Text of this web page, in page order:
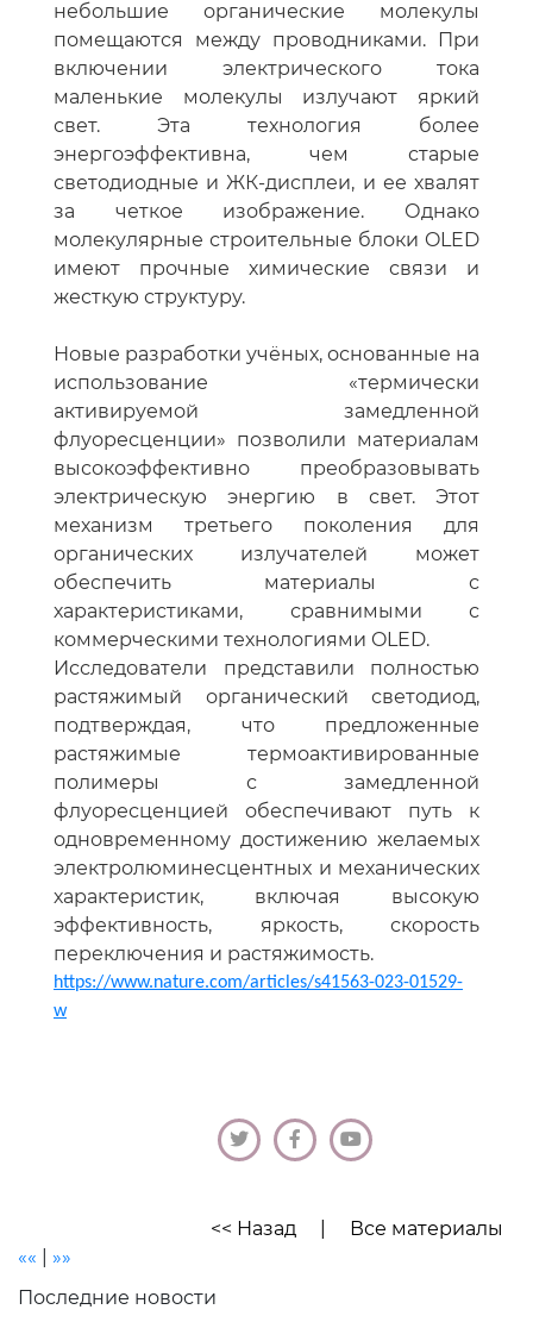
небольшие органические молекулы
помещаются между проводниками. При
включении электрического тока
маленькие молекулы излучают яркий
свет. Эта технология более
энергоэффективна, чем старые
светодиодные и ЖК-дисплеи, и ее хвалят
за четкое изображение. Однако
молекулярные строительные блоки OLED
имеют прочные химические связи и
жесткую структуру.
Новые разработки учёных, основанные на
использование «термически
активируемой замедленной
флуоресценции» позволили материалам
высокоэффективно преобразовывать
электрическую энергию в свет. Этот
механизм третьего поколения для
органических излучателей может
обеспечить материалы с
характеристиками, сравнимыми с
коммерческими технологиями OLED.
Исследователи представили полностью
растяжимый органический светодиод,
подтверждая, что предложенные
растяжимые термоактивированные
полимеры с замедленной
флуоресценцией обеспечивают путь к
одновременному достижению желаемых
электролюминесцентных и механических
характеристик, включая высокую
эффективность, яркость, скорость
переключения и растяжимость.
https://www.nature.com/articles/s41563-023-01529-
w
<< Назад
Все материалы
««
»»
Последние новости